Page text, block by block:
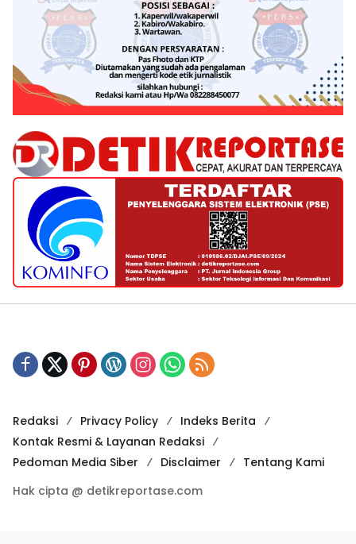
Redaksi Privacy Policy
Indeks Berita
Kontak Resmi & Layanan Redaksi
Pedoman Media Siber
Disclaimer
Tentang Kami
Hak cipta @ detikreportase.com